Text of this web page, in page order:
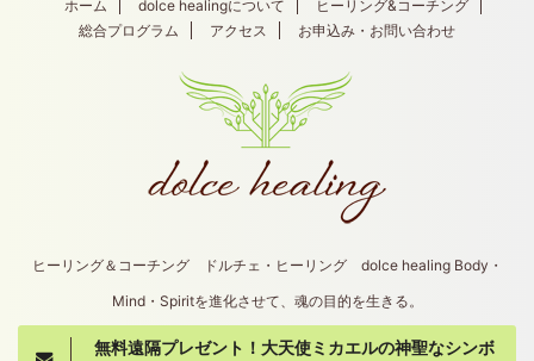
ホーム dolce healingについて
ヒーリング&コーチング
総合プログラム
アクセス お申込み・お問い合わせ
ヒーリング＆コーチング ドルチェ・ヒーリング dolce healing Body・
Mind・Spiritを進化させて、魂の目的を生きる。
無料遠隔プレゼント！大天使ミカエルの神聖なシンボ
Copyright© dolce healing , 2026 All Rights